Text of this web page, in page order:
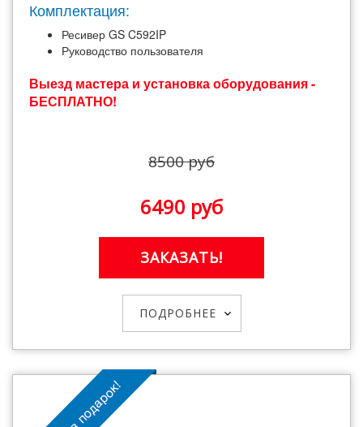
Комплектация:
Ресивер GS C592IP
Руководство пользователя
Выезд мастера и установка оборудования -
БЕСПЛАТНО!
8500 руб
6490 руб
ЗАКАЗАТЬ!
ПОДРОБНЕЕ